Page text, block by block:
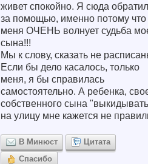
живет спокойно. Я сюда
за помощью, именно потому что
меня ОЧЕНЬ волнует судьба
сына!!!
Мы к слову, сказать не
Если бы дело касалось, только
меня, я бы справилась
самостоятельно. А ребенка,
собственного сына
на улицу мне кажется не
В Минюст
Цитата
Спасибо